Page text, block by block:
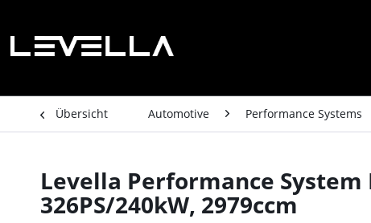
Übersicht Automotive Performance Systems
Levella Performance System
326PS/240kW, 2979ccm